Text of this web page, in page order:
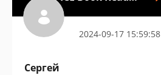
2024-09-17 15:59:58
Сергей